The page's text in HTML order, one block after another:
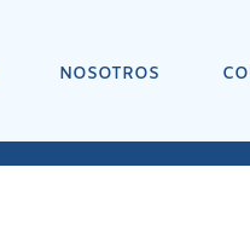
NOSOTROS